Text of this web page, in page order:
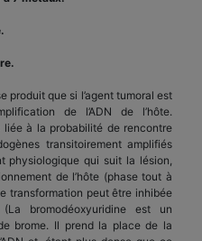
que si l’agent tumoral est
de l’ADN de l’hôte.
liée à la probabilité de rencontre
transitoirement amplifiés
physiologique qui suit la lésion,
de l’hôte (phase tout à
transformation peut être inhibée
bromodéoxyuridine est un
brome. Il prend la place de la